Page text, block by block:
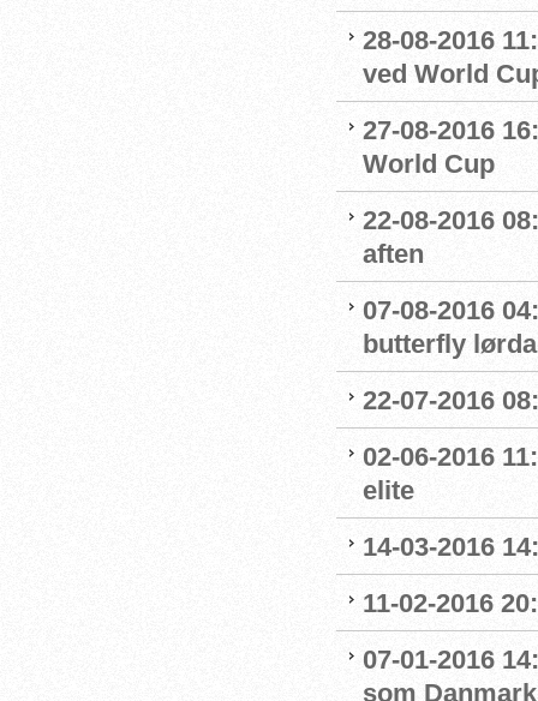
28-08-2016
ved World
27-08-2016
World Cup
22-08-2016
aften
07-08-2016
butterfly
22-07-2016
02-06-2016
elite
14-03-2016
11-02-2016
07-01-2016
som